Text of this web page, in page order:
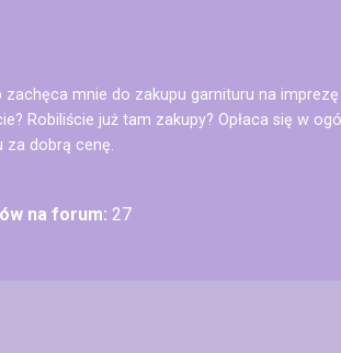
zachęca mnie do zakupu garnituru na
Robiliście już tam zakupy? Opłaca się w
za dobrą cenę.
na forum: 27